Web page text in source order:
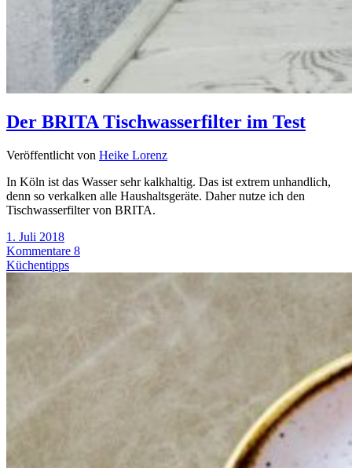
Der BRITA Tischwasserfilter im Test
Veröffentlicht von Heike Lorenz
In Köln ist das Wasser sehr kalkhaltig. Das ist extrem unhandlich,
denn so verkalken alle Haushaltsgeräte. Daher nutze ich den
Tischwasserfilter von BRITA.
1. Juli 2018
Kommentare 8
Küchentipps